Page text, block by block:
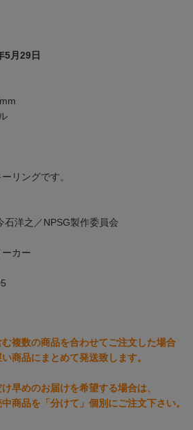
月29日
リングです。
石洋之／NPSG製作委員会
カー
複数の商品を合わせてご注文した場合
商品にまとめて発送致します。
早めのお届けを希望する場合は、
商品を「分けて」個別にご注文下さい。